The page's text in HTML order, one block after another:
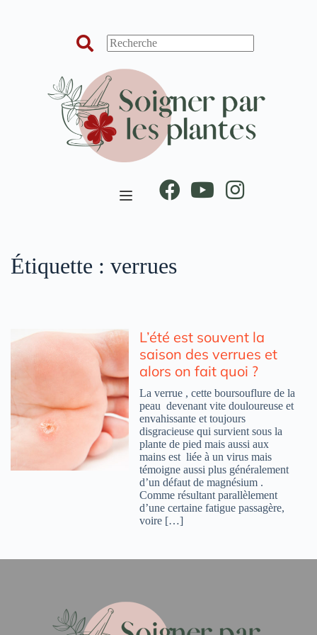
Étiquette : verrues
L’été est souvent la
saison des verrues et
alors on fait quoi ?
La verrue , cette boursouflure de la
peau devenant vite douloureuse et
envahissante et toujours
disgracieuse qui survient sous la
plante de pied mais aussi aux
mains est liée à un virus mais
témoigne aussi plus généralement
d’un défaut de magnésium .
Comme résultant parallèlement
d’une certaine fatigue passagère,
voire […]